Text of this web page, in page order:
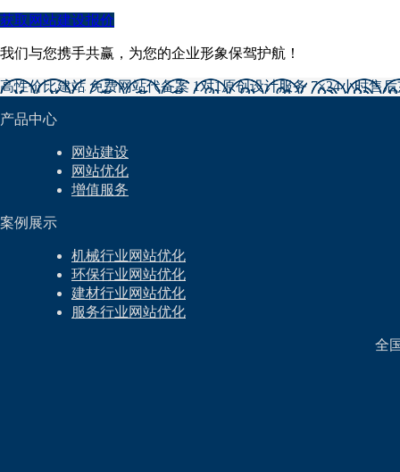
获取网站建设报价
我们与您携手共赢，为您的企业形象保驾护航！
高性价比建站 免费网站代备案 1对1原创设计服务 7×24小时售
产品中心
网站建设
网站优化
增值服务
案例展示
机械行业网站优化
环保行业网站优化
建材行业网站优化
服务行业网站优化
全